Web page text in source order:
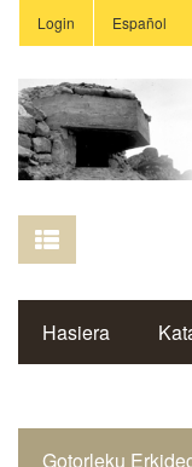
Login Español
Hasiera
Gotorleku